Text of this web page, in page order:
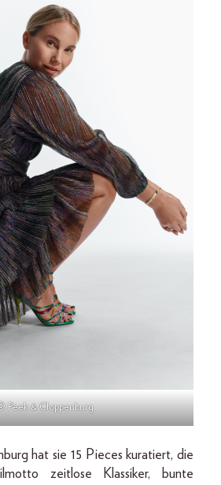
Peek & Cloppenburg
hat sie 15 Pieces kuratiert, die
zeitlose Klassiker, bunte